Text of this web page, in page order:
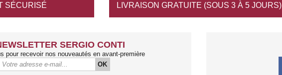
SÉCURISÉ LIVRAISON GRATUITE (SOUS 3 À 5 JOURS)
SERGIO CONTI
pour recevoir nos nouveautés en avant-première
OK